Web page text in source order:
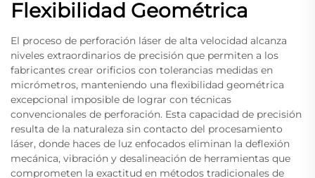
Flexibilidad Geométrica
El proceso de perforación láser de alta velocidad alcanza
niveles extraordinarios de precisión que permiten a los
fabricantes crear orificios con tolerancias medidas en
micrómetros, manteniendo una flexibilidad geométrica
excepcional imposible de lograr con técnicas
convencionales de perforación. Esta capacidad de precisión
resulta de la naturaleza sin contacto del procesamiento
láser, donde haces de luz enfocados eliminan la deflexión
mecánica, vibración y desalineación de herramientas que
comprometen la exactitud en métodos tradicionales de